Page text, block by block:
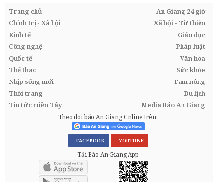
Trang chủ
An Giang 24 giờ
Chính trị - Xã hội
Xã hội - Từ thiện
Kinh tế
Giáo dục
Công nghệ
Pháp luật
Quốc tế
Văn hóa
Thể thao
Sức khỏe
Nhịp sống mới
Tam nông
Thời trang
Du lịch
Tin tức miền Tây
Media Báo An Giang
Theo dõi báo An Giang Online trên:
FACEBOOK YOUTUBE
Tải Báo An Giang App